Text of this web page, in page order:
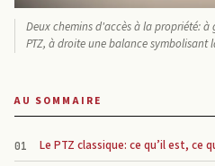
Deux chemins d'accès à la propriété:
PTZ, à droite une balance symbolisant
AU SOMMAIRE
Le PTZ classique: ce qu’il est, ce